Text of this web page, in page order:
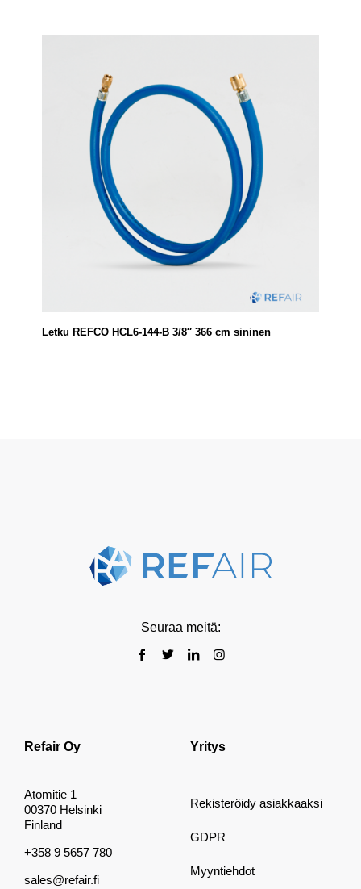
Letku REFCO HCL6-144-B 3/8″ 366 cm sininen
Seuraa meitä:
Refair Oy
Atomitie 1
00370 Helsinki
Finland
+358 9 5657 780
sales@refair.fi
Yritys
Rekisteröidy asiakkaaksi
GDPR
Myyntiehdot